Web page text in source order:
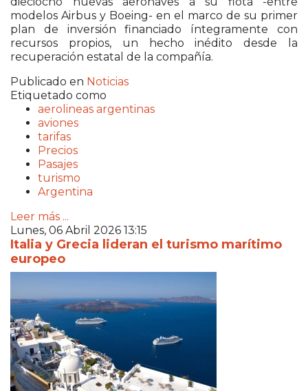
modelos Airbus y Boeing- en el marco de su primer
plan de inversión financiado íntegramente con
recursos propios, un hecho inédito desde la
recuperación estatal de la compañía.
Publicado en Noticias
Etiquetado como
aerolineas argentinas
aviones
tarifas
Precios
Pasajes
turismo
Argentina
Leer más ...
Lunes, 06 Abril 2026 13:15
Italia y Grecia lideran el turismo marítimo
europeo